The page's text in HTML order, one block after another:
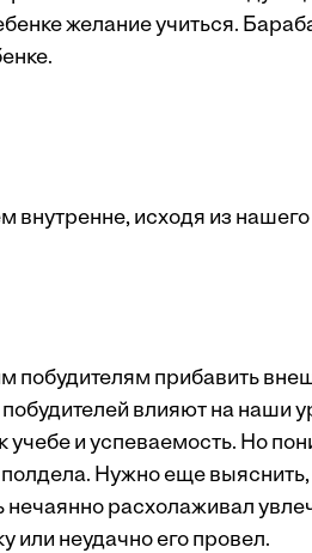
желание учиться.
внутренне, исходя из нашего
побудителям прибавить
влияют на наши
учебе и успеваемость. Но
Нужно еще выяснить,
нечаянно расхолаживал
или неудачно его провел.